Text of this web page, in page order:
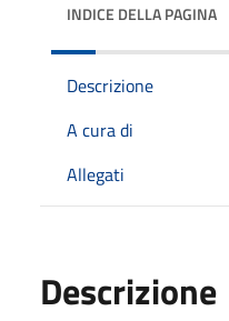
INDICE DELLA PAGINA
Descrizione
A cura di
Allegati
Descrizione